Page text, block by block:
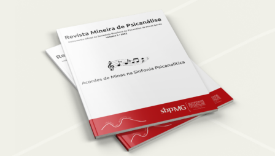
Intrauterina